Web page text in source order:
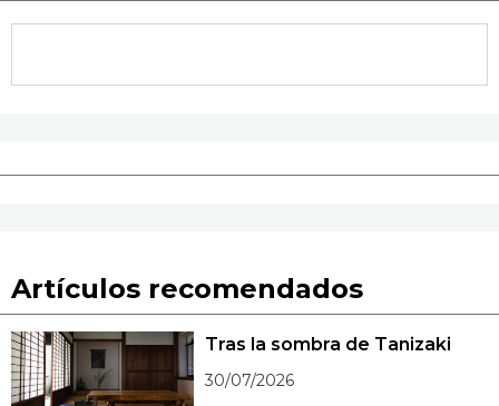
Artículos recomendados
Tras la sombra de Tanizaki
30/07/2026